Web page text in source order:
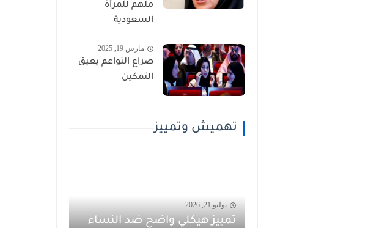
ملهم للمرأة
السعودية
مارس 19, 2025
صراع النواعم يعيق
التمكين
تهميش وتمييز
يوليو 21, 2026
تمييز هيكلي واضح ضد النساء